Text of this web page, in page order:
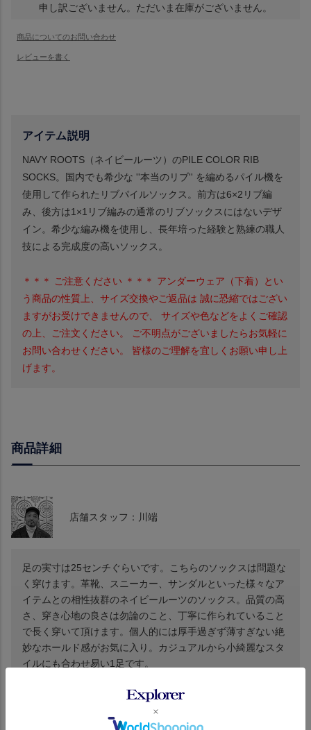
申し訳ございません。ただいま在庫がございません。
アイテム説明
NAVY ROOTS（ネイビールーツ）のPILE COLOR RIB
SOCKS。国内でも希少な ''本当のリブ'' を編めるパイル機を
使用して作られたリブパイルソックス。前方は6×2リブ編
み、後方は1×1リブ編みの通常のリブソックスにはないデザ
イン。希少な編み機を使用し、長年培った経験と熟練の職人
技による完成度の高いソックス。
＊＊＊ ご注意ください ＊＊＊ アンダーウェア（下着）とい
う商品の性質上、サイズ交換やご返品は 誠に恐縮ではござい
ますがお受けできませんので、 サイズや色などをよくご確認
の上、ご注文ください。 ご不明点がございましたらお気軽に
お問い合わせください。 皆様のご理解を宜しくお願い申し上
げます。
商品詳細
店舗スタッフ：川端
足の実寸は25センチぐらいです。こちらのソックスは問題な
く穿けます。革靴、スニーカー、サンダルといった様々なア
イテムとの相性抜群のネイビールーツのソックス。品質の高
さ、穿き心地の良さは勿論のこと、丁寧に作られていること
で長く穿いて頂けます。個人的には厚手過ぎず薄すぎない絶
妙なホールド感がお気に入り。カジュアルから小綺麗なスタ
イルにも合わせ易い1足です。